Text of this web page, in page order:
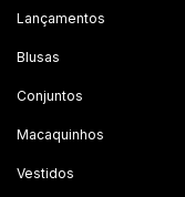
Lançamentos
Blusas
Conjuntos
Macaquinhos
Vestidos